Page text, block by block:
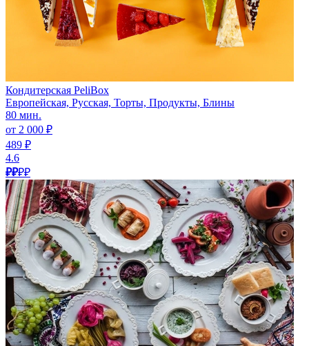
Кондитерская PeliBox
Европейская, Русская, Торты, Продукты, Блины
80 мин.
от 2 000 ₽
489 ₽
4.6
₽₽₽₽